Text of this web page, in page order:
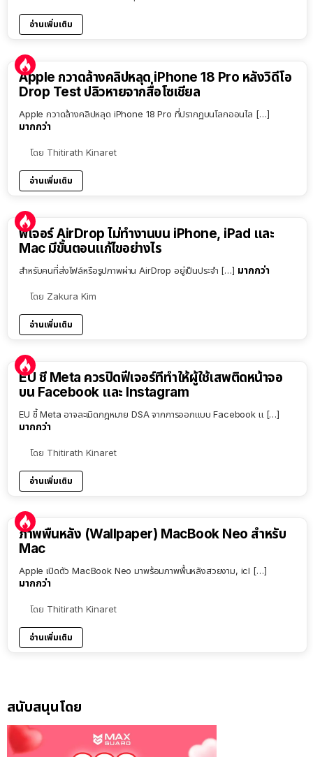
อ่านเพิ่มเติม
Apple กวาดล้างคลิปหลุด iPhone 18 Pro หลังวิดีโอ
Drop Test ปลิวหายจากสื่อโซเชียล
Apple กวาดล้างคลิปหลุด iPhone 18 Pro ที่ปรากฏบนโลกออนไล […]
มากกว่า
โดย Thitirath Kinaret
อ่านเพิ่มเติม
ฟีเจอร์ AirDrop ไม่ทำงานบน iPhone, iPad และ
Mac มีขั้นตอนแก้ไขอย่างไร
สำหรับคนที่ส่งไฟล์หรือรูปภาพผ่าน AirDrop อยู่เป็นประจำ […] มากกว่า
โดย Zakura Kim
อ่านเพิ่มเติม
EU ชี้ Meta ควรปิดฟีเจอร์ที่ทำให้ผู้ใช้เสพติดหน้าจอ
บน Facebook และ Instagram
EU ชี้ Meta อาจละเมิดกฎหมาย DSA จากการออกแบบ Facebook แ […]
มากกว่า
โดย Thitirath Kinaret
อ่านเพิ่มเติม
ภาพพื้นหลัง (Wallpaper) MacBook Neo สำหรับ
Mac
Apple เปิดตัว MacBook Neo มาพร้อมภาพพื้นหลังสวยงาม, icl […]
มากกว่า
โดย Thitirath Kinaret
อ่านเพิ่มเติม
สนับสนุนโดย